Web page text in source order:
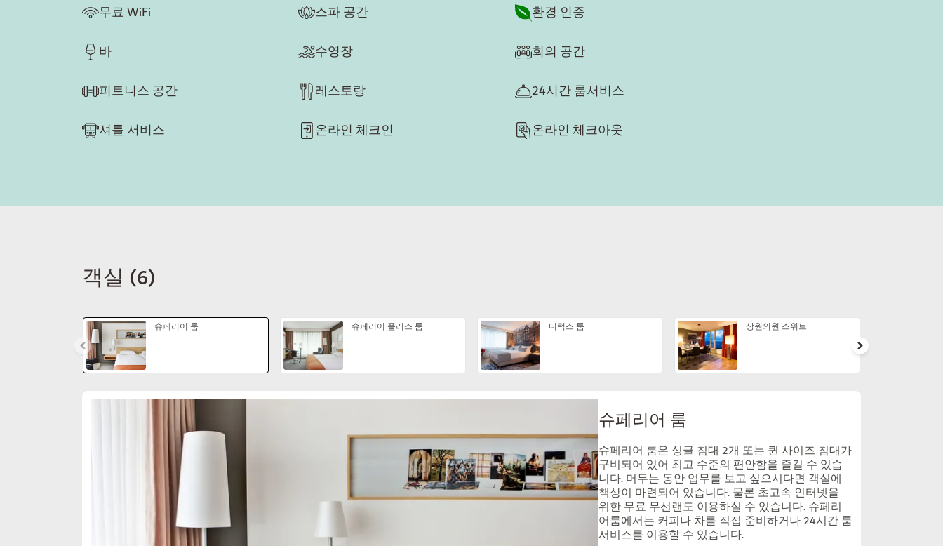
무료 WiFi 스파 공간
환경 인증
바
수영장
회의 공간
피트니스 공간
레스토랑
24시간 룸서비스
셔틀 서비스
온라인 체크인 온라인 체크아웃
객실 (6)
슬라이드 1 의 3슈페리어 룸 슈페리어 플러스 룸 디럭스 룸 상원의원 스위트
슬라이드 1 의 2 슈페리어 룸
슈페리어 룸은 싱글 침대 2개 또는 퀸 사이즈 침대가
구비되어 있어 최고 수준의 편안함을 즐길 수 있습
니다. 머무는 동안 업무를 보고 싶으시다면 객실에
책상이 마련되어 있습니다. 물론 초고속 인터넷을
위한 무료 무선랜도 이용하실 수 있습니다. 슈페리
어룸에서는 커피나 차를 직접 준비하거나 24시간 룸
서비스를 이용할 수 있습니다.